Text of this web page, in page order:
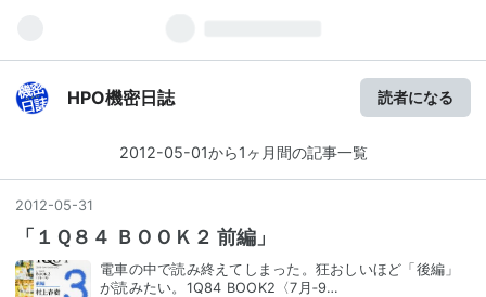
HPO機密日誌 読者になる
2012-05-01から1ヶ月間の記事一覧
2012-05-31
「１Ｑ８４ ＢＯＯＫ２ 前編」
電車の中で読み終えてしまった。狂おしいほど「後編」
が読みたい。1Q84 BOOK2〈7月‐9…